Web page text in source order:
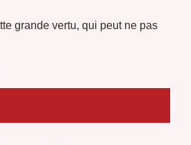
grande vertu, qui peut ne pas